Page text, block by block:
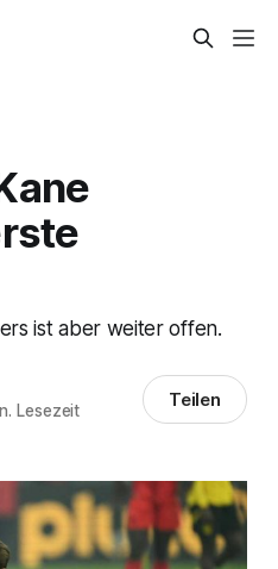
ist aber weiter offen.
Lesezeit Teilen